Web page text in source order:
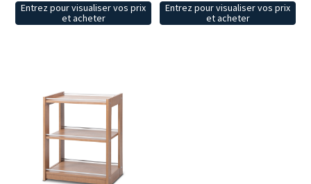
Entrez pour visualiser vos prix
et acheter
Entrez pour visualiser vos prix
et acheter